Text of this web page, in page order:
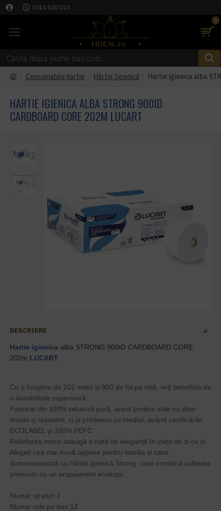
0314 100 110
0
Consumabile hartie Hârtie Igienică Hartie igienica alba
HARTIE IGIENICA ALBA STRONG 900ID
CARDBOARD CORE 202M LUCART
DESCRIERE
Hartie igienica alba STRONG 900ID CARDBOARD CORE
202m LUCART
Cu o lungime de 202 metri și 900 de foi pe rolă, veți beneficia de
o durabilitate superioară.
Fabricat din 100% celuloză pură, acest produs este nu doar
moale și rezistent, ci și prietenos cu mediul, având certificările
ECOLABEL și 100% PEFC.
Reliefarea micro adaugă o notă de eleganță în viața de zi cu zi.
Alegeți cea mai bună opțiune pentru familia și casa
dumneavoastră cu hârtia igienică Strong, care combină calitatea
premium cu un angajament ecologic.
Numar straturi:2
Numar role pe bax:12